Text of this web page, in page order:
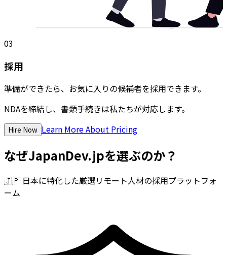
03
採用
準備ができたら、お気に入りの候補者を採用できます。
NDAを締結し、書類手続きは私たちが対応します。
Hire Now Learn More About Pricing
なぜJapanDev.jpを選ぶのか？
🇯🇵 日本に特化した厳選リモート人材の採用プラットフォ
ーム